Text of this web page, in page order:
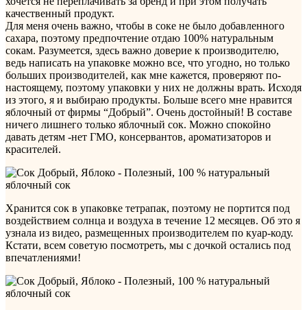
качественный продукт.
Для меня очень важно, чтобы в соке не было добавленного
сахара, поэтому предпочтение отдаю 100% натуральным
сокам. Разумеется, здесь важно доверие к производителю,
ведь написать на упаковке можно все, что угодно, но только
больших производителей, как мне кажется, проверяют по-
настоящему, поэтому упаковки у них не должны врать. Исходя
из этого, я и выбираю продукты. Больше всего мне нравится
яблочный от фирмы “Добрый”. Очень достойный! В составе
ничего лишнего только яблочный сок. Можно спокойно
давать детям -нет ГМО, консервантов, ароматизаторов и
красителей.
Хранится сок в упаковке тетрапак, поэтому не портится под
воздействием солнца и воздуха в течение 12 месяцев. Об это я
узнала из видео, размещенных производителем по куар-коду.
Кстати, всем советую посмотреть, мы с дочкой остались под
впечатлениями!